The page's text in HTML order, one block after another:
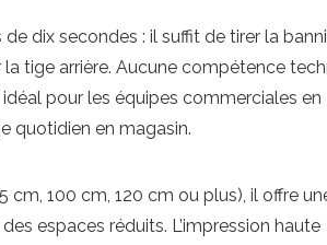
dix secondes : il suffit de tirer la
tige arrière. Aucune compétence
idéal pour les équipes commerciales en
quotidien en magasin.
cm, 100 cm, 120 cm ou plus), il offre
espaces réduits. L’impression haute